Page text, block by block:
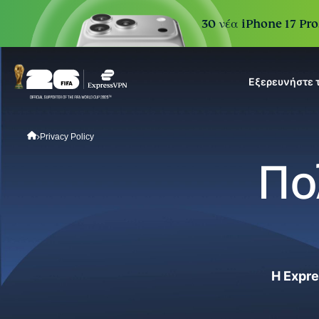
30 νέα iPhone 17
Εξερευνήστε
Privacy Policy
Η